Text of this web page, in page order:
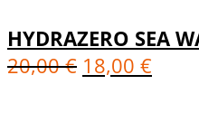
HYDRAZERO SEA
20,00€ 18,00 €